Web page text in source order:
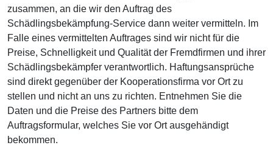
zusammen, an die wir den Auftrag des
Schädlingsbekämpfung-Service dann weiter vermitteln. Im
Falle eines vermittelten Auftrages sind wir nicht für die
Preise, Schnelligkeit und Qualität der Fremdfirmen und ihrer
Schädlingsbekämpfer verantwortlich. Haftungsansprüche
sind direkt gegenüber der Kooperationsfirma vor Ort zu
stellen und nicht an uns zu richten. Entnehmen Sie die
Daten und die Preise des Partners bitte dem
Auftragsformular, welches Sie vor Ort ausgehändigt
bekommen.